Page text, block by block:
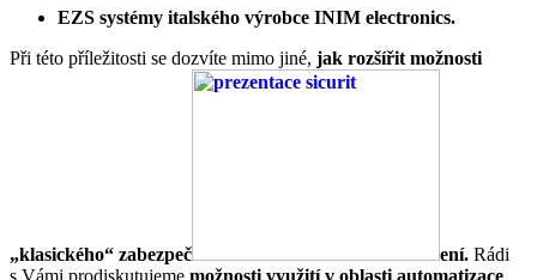
EZS systémy italského výrobce INIM electronics.
Při této příležitosti se dozvíte mimo jiné, jak rozšířit možnosti
„klasického“ zabezpeč ení. Rádi
s Vámi prodiskutujeme možnosti využití v oblasti automatizace